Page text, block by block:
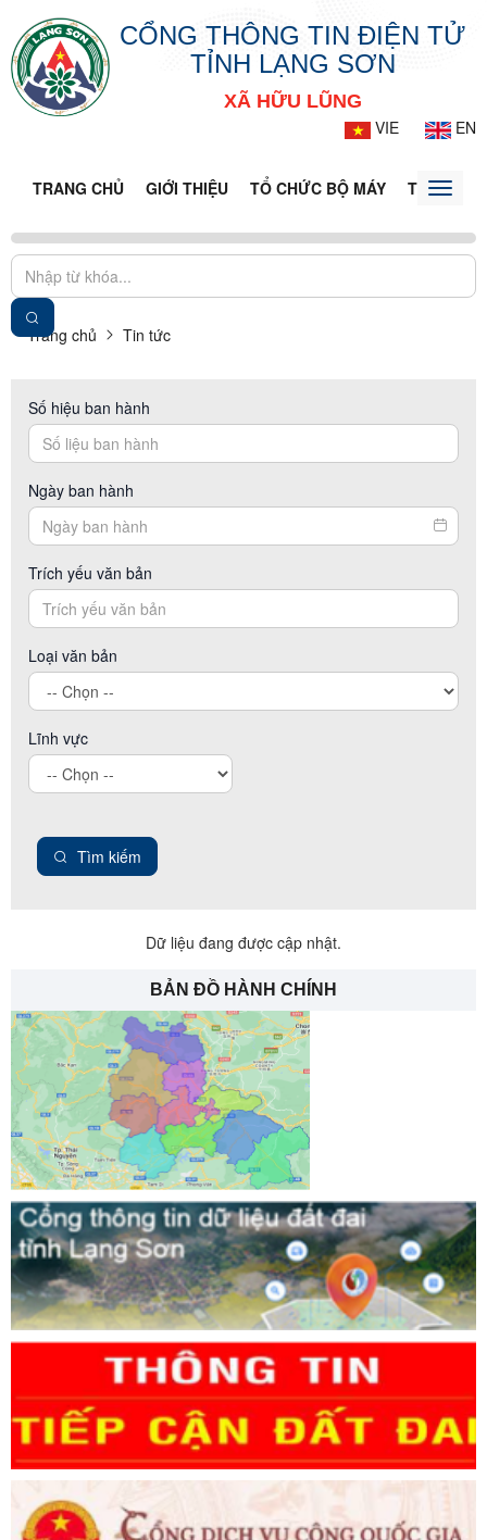
CỔNG THÔNG TIN ĐIỆN TỬ
TỈNH LẠNG SƠN
XÃ HỮU LŨNG
VIE
EN
TRANG CHỦ GIỚI THIỆU TỔ CHỨC BỘ MÁY TIN TỨC -
Toggle
Trang chủ Tin tức
Số hiệu ban hành
Ngày ban hành
Trích yếu văn bản
Loại văn bản
Lĩnh vực
Tìm kiếm
Dữ liệu đang được cập nhật.
BẢN ĐỒ HÀNH CHÍNH